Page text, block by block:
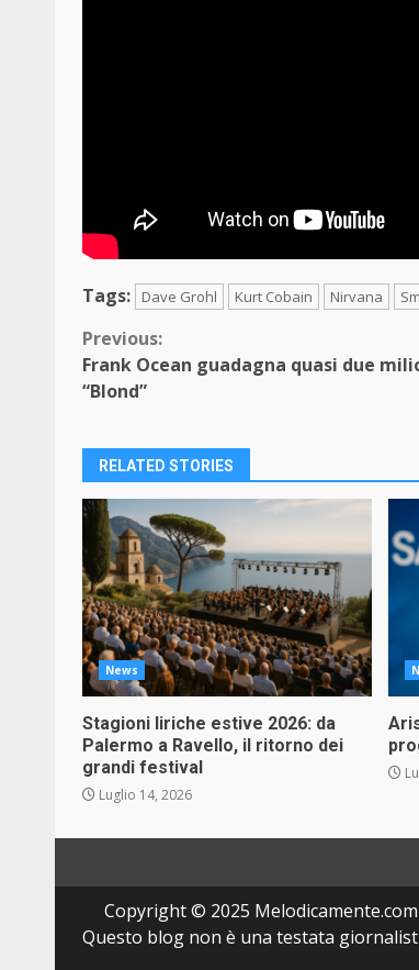
Tags: Dave Grohl Kurt Cobain Nirvana
Continue
Reading
Previous:
Frank Ocean guadagna quasi due
“Blond”
RELATED STORIES
News
Stagioni liriche estive 2026: da
Palermo a Ravello, il ritorno dei
grandi festival
Luglio 14, 2026
Copyright © 2025
Questo blog non è una testata